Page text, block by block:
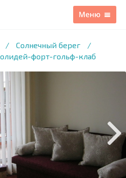
/ Солнечный берег
/
форт-гольф-клаб